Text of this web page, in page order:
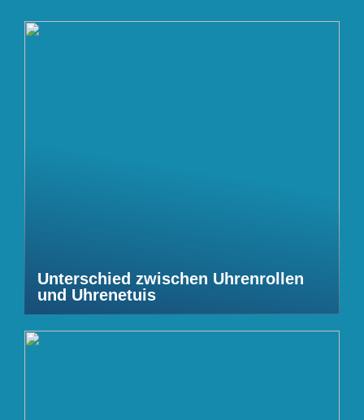
Unterschied zwischen Uhrenrollen
und Uhrenetuis